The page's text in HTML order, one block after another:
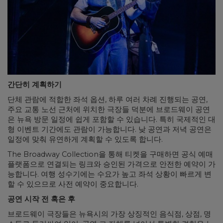
간단히 계획하기
단체 관람에 적합한 좌석 옵션, 하루 여러 차례 진행되는 공연,
주요 교통 노선 근처에 위치한 극장들 덕분에 브로드웨이 공연
은 뉴욕 방문 일정에 쉽게 포함할 수 있습니다. 특히 국제적인 대
형 이벤트 기간에도 관람이 가능합니다. 낮 공연과 저녁 공연은
일정에 맞춰 유연하게 계획할 수 있도록 합니다.
The Broadway Collection을 통해 티켓을 구매하면 공식 예매
플랫폼으로 연결되는 링크와 승인된 가격으로 안전한 예약이 가
능합니다. 여행 성수기에는 수요가 높고 좌석 상황이 빠르게 변
할 수 있으므로 사전 예약이 중요합니다.
공연 시작 전 혹은 후
브로드웨이 극장들은 뉴욕시의 가장 상징적인 음식점, 상점, 명